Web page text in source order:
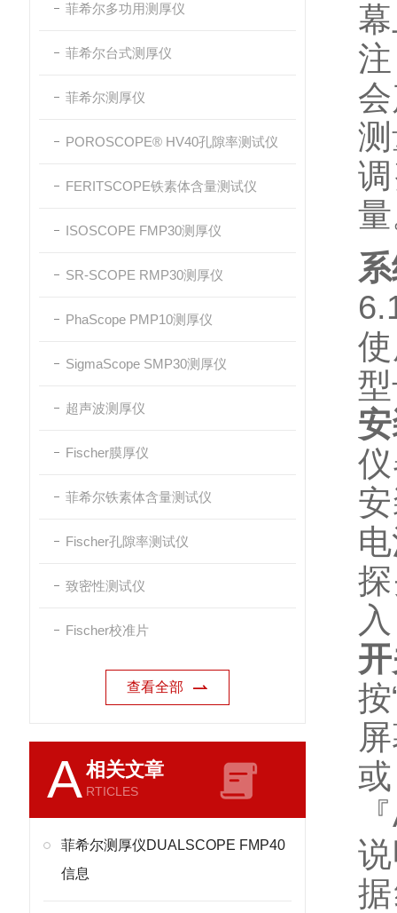
菲希尔多功用测厚仪
菲希尔台式测厚仪
菲希尔测厚仪
POROSCOPE® HV40孔隙率测试仪
FERITSCOPE铁素体含量测试仪
ISOSCOPE FMP30测厚仪
SR-SCOPE RMP30测厚仪
PhaScope PMP10测厚仪
SigmaScope SMP30测厚仪
超声波测厚仪
Fischer膜厚仪
菲希尔铁素体含量测试仪
Fischer孔隙率测试仪
致密性测试仪
Fischer校准片
查看全部
A相关文章
RTICLES
菲希尔测厚仪DUALSCOPE FMP40
信息